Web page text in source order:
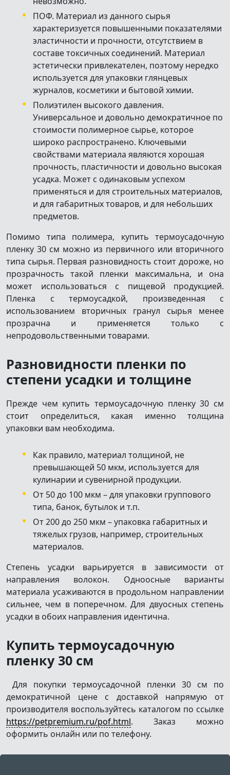
ПОФ. Материал из данного сырья
характеризуется повышенными показателями
эластичности и прочности, отсутствием в
составе токсичных соединений. Материал
эстетически привлекателен, поэтому нередко
используется для упаковки глянцевых
журналов, косметики и бытовой химии.
Полиэтилен высокого давления.
Универсальное и довольно демократичное по
стоимости полимерное сырье, которое
широко распространено. Ключевыми
свойствами материала являются хорошая
прочность, пластичности и довольно высокая
усадка. Может с одинаковым успехом
применяться и для строительных материалов,
и для габаритных товаров, и для небольших
предметов.
Помимо типа полимера, купить термоусадочную
пленку 30 см можно из первичного или вторичного
типа сырья. Первая разновидность стоит дороже, но
прозрачность такой пленки максимальна, и она
может использоваться с пищевой продукцией.
Пленка с термоусадкой, произведенная с
использованием вторичных гранул сырья менее
прозрачна и применяется только с
непродовольственными товарами.
Разновидности пленки по
степени усадки и толщине
Прежде чем купить термоусадочную пленку 30 см
стоит определиться, какая именно толщина
упаковки вам необходима.
Как правило, материал толщиной, не
превышающей 50 мкм, используется для
кулинарии и сувенирной продукции.
От 50 до 100 мкм – для упаковки группового
типа, банок, бутылок и т.п.
От 200 до 250 мкм – упаковка габаритных и
тяжелых грузов, например, строительных
материалов.
Степень усадки варьируется в зависимости от
направления волокон. Одноосные варианты
материала усаживаются в продольном направлении
сильнее, чем в поперечном. Для двуосных степень
усадки в обоих направления идентична.
Купить термоусадочную
пленку 30 см
Для покупки термоусадочной пленки 30 см по
демократичной цене с доставкой напрямую от
производителя воспользуйтесь каталогом по ссылке
https://petpremium.ru/pof.html. Заказ можно
оформить онлайн или по телефону.